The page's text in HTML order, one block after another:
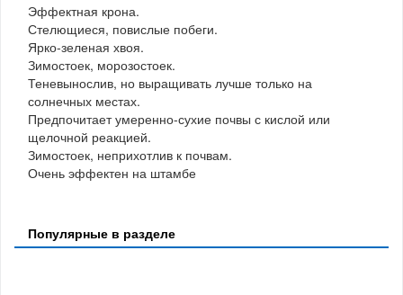
Эффектная крона.
Стелющиеся, повислые побеги.
Ярко-зеленая хвоя.
Зимостоек, морозостоек.
Теневынослив, но выращивать лучше только на
солнечных местах.
Предпочитает умеренно-сухие почвы с кислой или
щелочной реакцией.
Зимостоек, неприхотлив к почвам.
Очень эффектен на штамбе
Популярные в разделе